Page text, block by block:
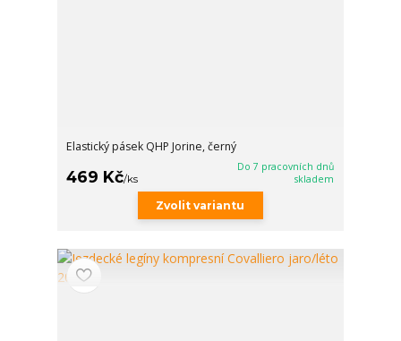
Elastický pásek QHP Jorine, černý
469 Kč/ks
Do 7 pracovních dnů
skladem
Zvolit variantu